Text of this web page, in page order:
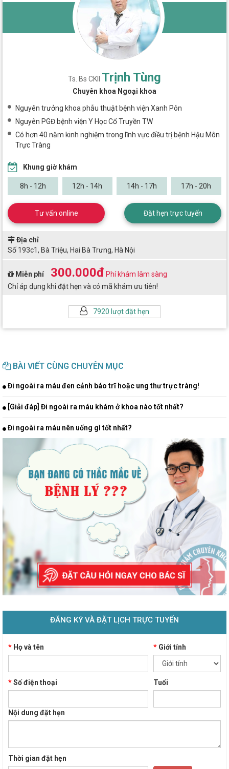
Ts. Bs CKII Trịnh Tùng
Chuyên khoa Ngoại khoa
Nguyên trưởng khoa phẫu thuật bệnh viện Xanh Pôn
Nguyên PGĐ bệnh viện Y Học Cổ Truyền TW
Có hơn 40 năm kinh nghiệm trong lĩnh vực điều trị bệnh Hậu Môn
Trực Tràng
7920 lượt đặt hẹn
Khung giờ khám
8h - 12h 12h - 14h 14h - 17h 17h - 20h
Tư vấn online Đặt hẹn trực tuyến
Địa chỉ
Số 193c1, Bà Triệu, Hai Bà Trưng, Hà Nội
Miễn phí 300.000đ Phí khám lâm sàng
Chỉ áp dụng khi đặt hẹn và có mã khám ưu tiên!
BÀI VIẾT CÙNG CHUYÊN MỤC
Đi ngoài ra máu đen cảnh báo trĩ hoặc ung thư trực tràng!
[Giải đáp] Đi ngoài ra máu khám ở khoa nào tốt nhất?
Đi ngoài ra máu nên uống gì tốt nhất?
ĐĂNG KÝ VÀ ĐẶT LỊCH TRỰC TUYẾN
* Họ và tên *Giới tính
*Số điện thoại Tuổi
Nội dung đặt hẹn
Thời gian đặt hẹn